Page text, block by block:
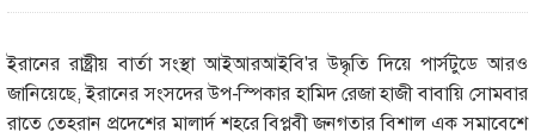
ইরানের রাষ্ট্রীয় বার্তা সংস্থা আইআরআইবি'র উদ্ধৃতি দিয়ে পার্সটুডে আরও
জানিয়েছে, ইরানের সংসদের উপ-স্পিকার হামিদ রেজা হাজী বাবায়ি সোমবার
রাতে তেহরান প্রদেশের মালার্দ শহরে বিপ্লবী জনগতার বিশাল এক সমাবেশে